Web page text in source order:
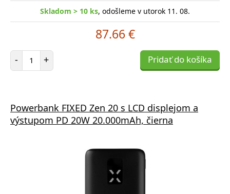
Skladom > 10 ks, odošleme v utorok 11. 08.
87.66 €
- Počet položiek
+ Pridať do košíka
Powerbank FIXED Zen 20 s LCD displejom a
výstupom PD 20W 20.000mAh, čierna